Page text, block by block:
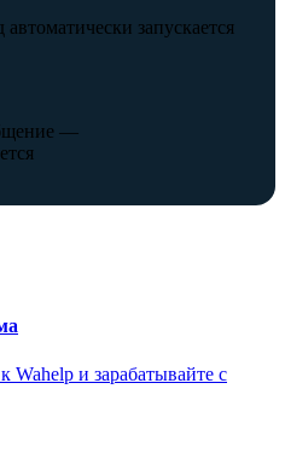
запускается
—
Wahelp и зарабатывайте с